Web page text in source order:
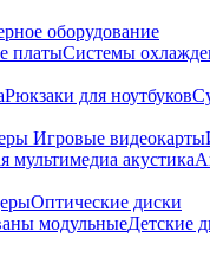
оборудование
платыСистемы
Рюкзаки для ноутбуков
Игровые видеокарты
мультимедиа акустика
Оптические диски
модульныеДетские